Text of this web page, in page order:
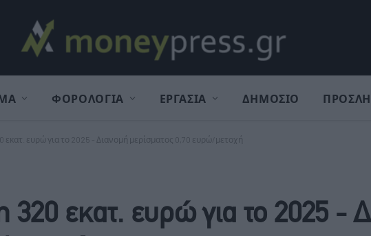
ΦΟΡΟΛΟΓΙΑ ΕΡΓΑΣΙΑ ΔΗΜΟΣΙΟ
εκατ. ευρώ για το 2025 - Διανομή μερίσματος 0,70 ευρώ/μετοχή
εκατ. ευρώ για το 2025 -